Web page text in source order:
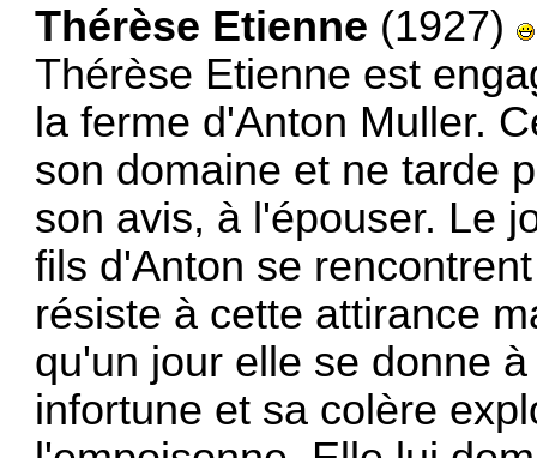
Thérèse Etienne (1927)
Thérèse Etienne est
la ferme d'Anton Muller.
son domaine et ne tarde
son avis, à l'épouser. Le
fils d'Anton se
résiste à cette attirance
qu'un jour elle se donne
infortune et sa colère